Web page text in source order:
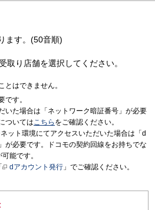
ます。(50音順)
取り店舗を選択してください。
とはできません。
です。
いた場合は「ネットワーク暗証番号」が必要
ついてはこちら をご確認ください。
ット環境にてアクセスいただいた場合は「d
が必要です。ドコモの契約回線をお持ちでな
能です。
dアカウント発行 」でご確認ください。